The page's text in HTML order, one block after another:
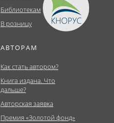
Библиотекам
В розницу
АВТОРАМ
Как стать автором?
Книга издана. Что
дальше?
Авторская заявка
Премия «Золотой фонд»